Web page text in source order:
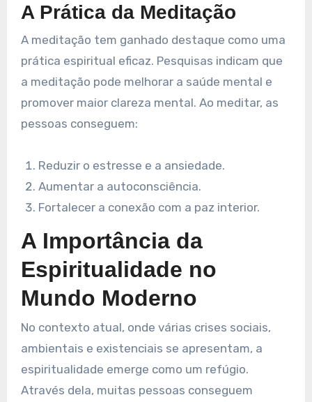
A Prática da Meditação
A meditação tem ganhado destaque como uma
prática espiritual eficaz. Pesquisas indicam que
a meditação pode melhorar a saúde mental e
promover maior clareza mental. Ao meditar, as
pessoas conseguem:
Reduzir o estresse e a ansiedade.
Aumentar a autoconsciência.
Fortalecer a conexão com a paz interior.
A Importância da
Espiritualidade no
Mundo Moderno
No contexto atual, onde várias crises sociais,
ambientais e existenciais se apresentam, a
espiritualidade emerge como um refúgio.
Através dela, muitas pessoas conseguem